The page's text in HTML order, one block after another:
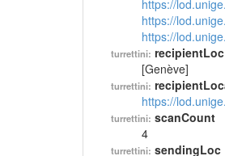
https://
https://
https://
turrettini: recipientLoc
[Genève]
turrettini:
https://
turrettini: scanCount
4
turrettini: sendingLoc